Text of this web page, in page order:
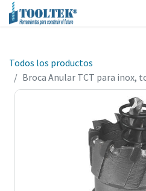
Todos los productos
Broca Anular TCT para inox,